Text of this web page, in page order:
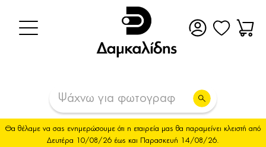
Θα θέλαμε να σας ενημερώσουμε ότι η εταιρεία μας θα παραμείνει κλειστή από
Δευτέρα 10/08/26 έως και Παρασκευή 14/08/26.